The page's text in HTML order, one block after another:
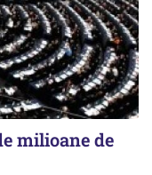
milioane de